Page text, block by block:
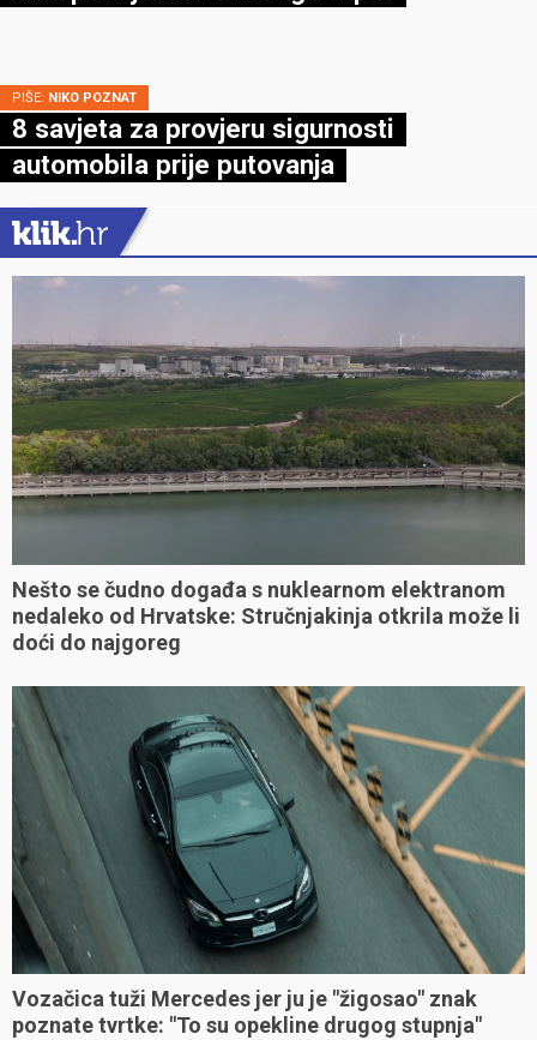
PIŠE: NIKO POZNAT
8 savjeta za provjeru sigurnosti
automobila prije putovanja
Nešto se čudno događa s nuklearnom elektranom
nedaleko od Hrvatske: Stručnjakinja otkrila može li
doći do najgoreg
Vozačica tuži Mercedes jer ju je "žigosao" znak
poznate tvrtke: "To su opekline drugog stupnja"